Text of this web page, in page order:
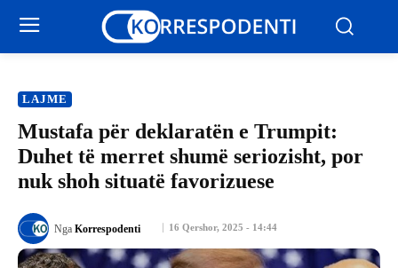
LAJME
Mustafa për deklaratën e Trumpit:
Duhet të merret shumë seriozisht, por
nuk shoh situatë favorizuese
16 Qershor, 2025 - 14:44
Nga Korrespodenti